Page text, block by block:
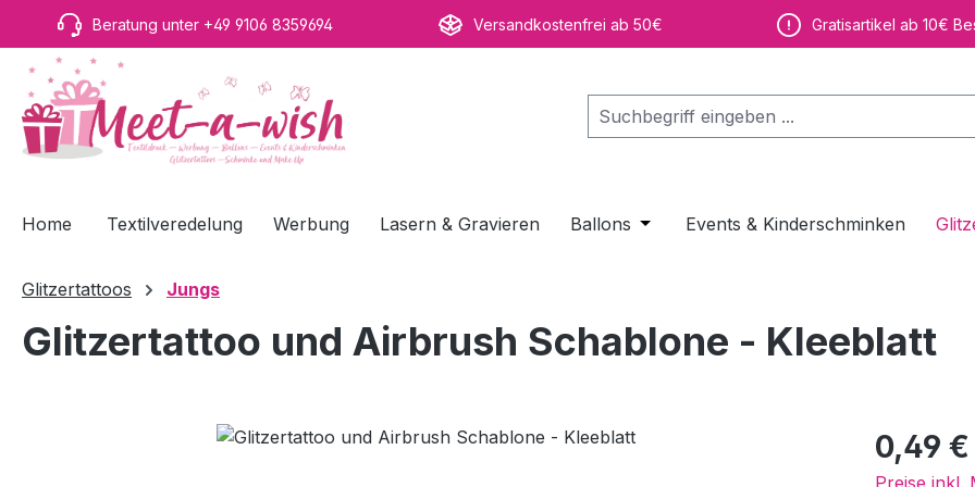
Hauptinhalt springen
Zur Suche springen
Zur Hauptnavigation springen
Beratung unter +49 9106 8359694 Versandkostenfrei ab 50€ Gratisartikel ab 10€
Home Textilveredelung Werbung Lasern & Gravieren Ballons Öffne oder Schließe das Dropdown der
Events & Kinderschminken
Glitzertattoos Jungs
Glitzertattoo und Airbrush Schablone - Kleeblatt
Bildergalerie überspringen Regulärer
0,49 €
Preise inkl.